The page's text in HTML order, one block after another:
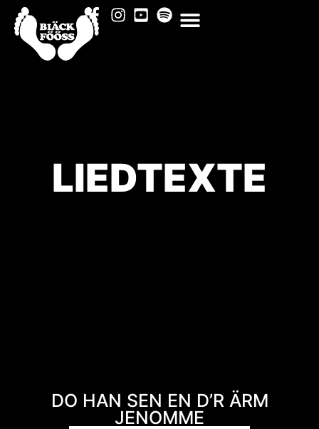
LIEDTEXTE
DO HAN SEN EN D’R ÄRM
JENOMME